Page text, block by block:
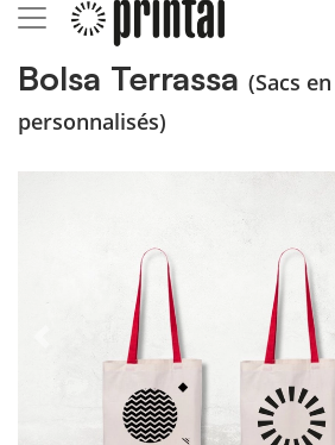
Bolsa Terrassa (Sacs
personnalisés)